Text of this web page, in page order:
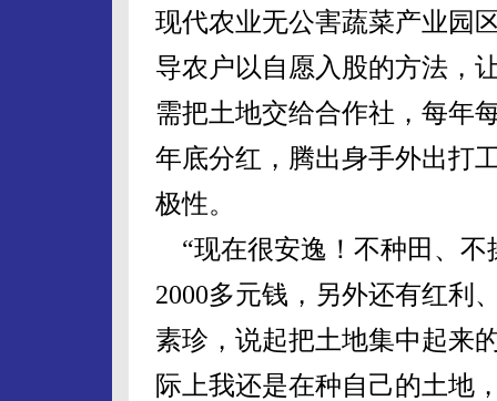
现代农业无公害蔬菜产业园
导农户以自愿入股的方法，
需把土地交给合作社，每年
年底分红，腾出身手外出打
极性。
“现在很安逸！不种田、不
2000多元钱，另外还有红利
素珍，说起把土地集中起来
际上我还是在种自己的土地